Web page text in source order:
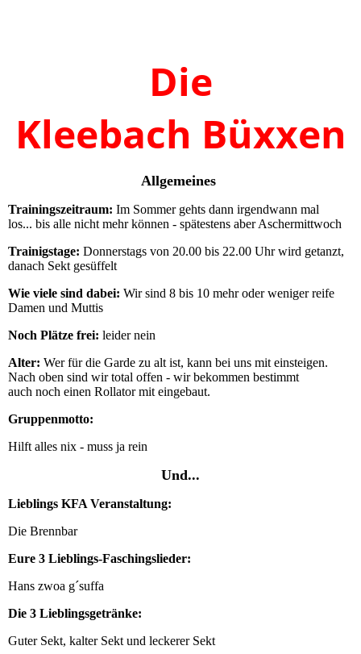
Die
Kleebach Büxxen
Allgemeines
Trainingszeitraum: Im Sommer gehts dann irgendwann mal
los... bis alle nicht mehr können - spätestens aber Aschermittwoch
Trainigstage: Donnerstags von 20.00 bis 22.00 Uhr wird getanzt,
danach Sekt gesüffelt
Wie viele sind dabei: Wir sind 8 bis 10 mehr oder weniger reife
Damen und Muttis
Noch Plätze frei: leider nein
Alter: Wer für die Garde zu alt ist, kann bei uns mit einsteigen.
Nach oben sind wir total offen - wir bekommen bestimmt
auch noch einen Rollator mit eingebaut.
Gruppenmotto:
Hilft alles nix - muss ja rein
Und...
Lieblings KFA Veranstaltung:
Die Brennbar
Eure 3 Lieblings-Faschingslieder:
Hans zwoa g´suffa
Die 3 Lieblingsgetränke:
Guter Sekt, kalter Sekt und leckerer Sekt